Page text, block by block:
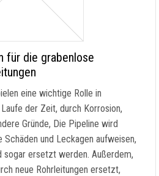
für die grabenlose
eine wichtige Rolle in
der Zeit, durch Korrosion,
Gründe, Die Pipeline wird
und Leckagen aufweisen,
sogar ersetzt werden. Außerdem,
neue Rohrleitungen ersetzt,